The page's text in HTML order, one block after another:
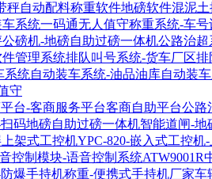
秤自动配料称重软件地磅软件混泥
系统一码通无人值守称重系统-车
磅机-地磅自助过磅一体机公路治超
管理系统排队叫号系统-货车厂区
系统自动装车系统-油品油库自动装
守
台-客商服务平台客商自助平台公路
码地磅自助过磅一体机智能道闸-地
上架式工控机YPC-820-嵌入式工控机
控制模块-语音控制系统ATW9001R
爆手持机称重-便携式手持机厂家车